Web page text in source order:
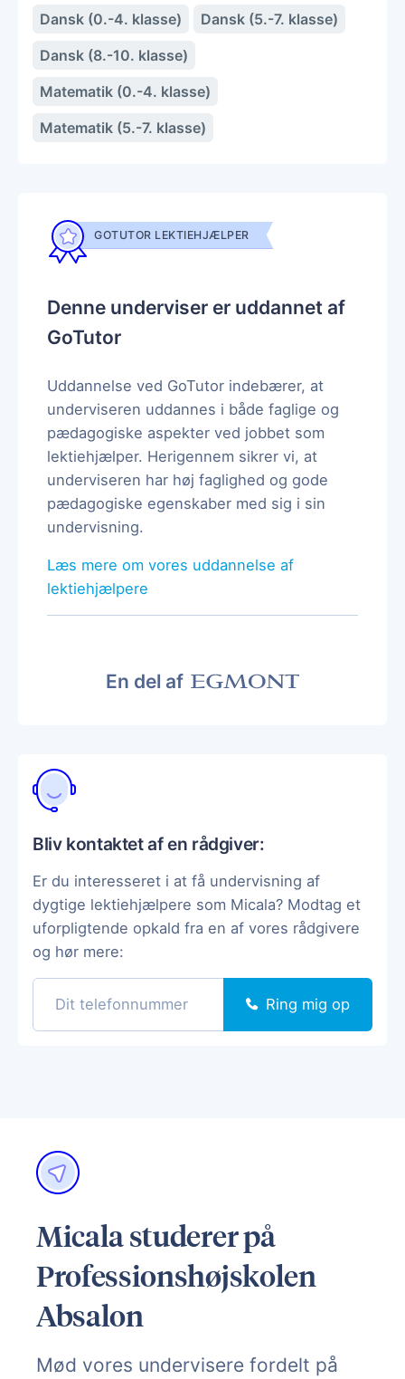
Dansk (0.-4. klasse)
Dansk (5.-7. klasse)
Dansk (8.-10. klasse)
Matematik (0.-4. klasse)
Matematik (5.-7. klasse)
GOTUTOR LEKTIEHJÆLPER
Denne underviser er uddannet af
GoTutor
Uddannelse ved GoTutor indebærer, at
underviseren uddannes i både faglige og
pædagogiske aspekter ved jobbet som
lektiehjælper. Herigennem sikrer vi, at
underviseren har høj faglighed og gode
pædagogiske egenskaber med sig i sin
undervisning.
Læs mere om vores uddannelse af
lektiehjælpere
En del af
Bliv kontaktet af en rådgiver:
Er du interesseret i at få undervisning af
dygtige lektiehjælpere som Micala? Modtag et
uforpligtende opkald fra en af vores rådgivere
og hør mere:
Ring mig op
Micala studerer på
Professionshøjskolen
Absalon
Mød vores undervisere fordelt på